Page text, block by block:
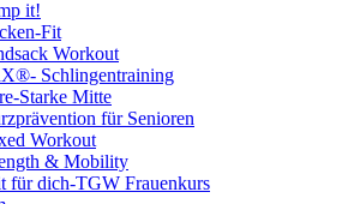
it!
Fit
Workout
Schlingentraining
Starke Mitte
für Senioren
Workout
& Mobility
für dich-TGW Frauenkurs